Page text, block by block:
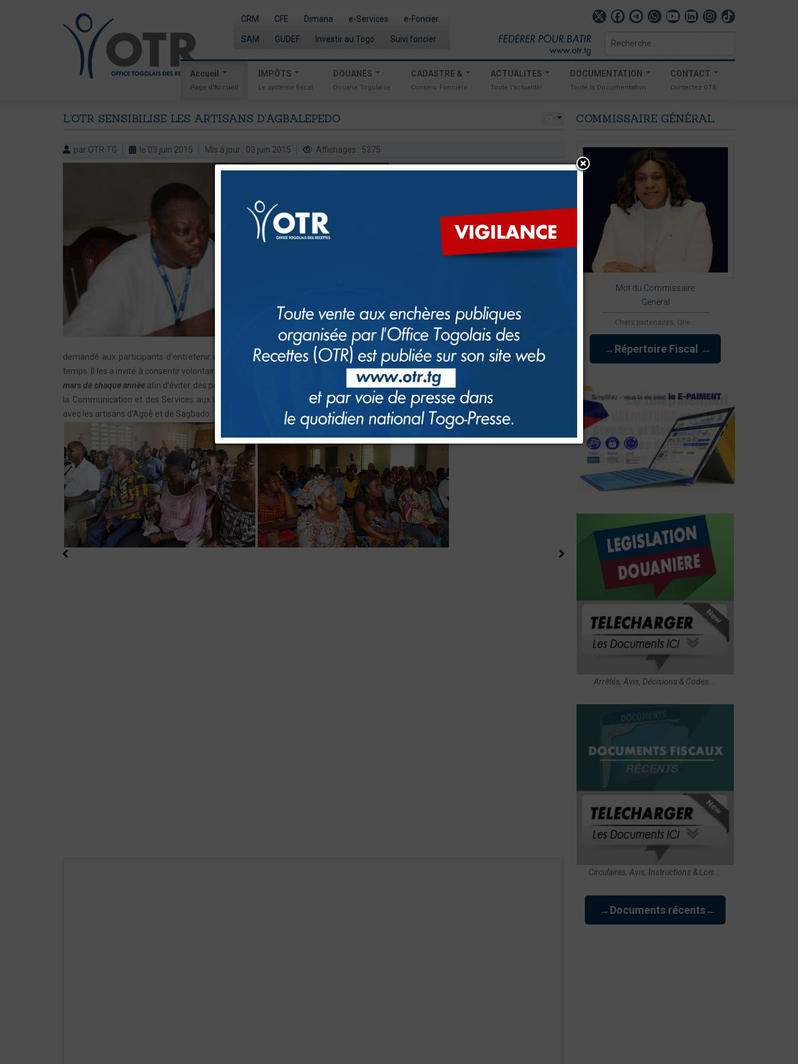
CRM CFE Dimana e-Services e-Foncier
SAM GUDEF Investir au Togo Suivi foncier Rechercher
Accueil
Page d'Accueil
IMPÔTS
Le système fiscal
DOUANES
Douane Togolaise
CADASTRE &
Conserv. Foncière
ACTUALITES
Toute l'actualité!
DOCUMENTATION
Toute la Documentation
CONTACT
Contactez OTR
L’OTR SENSIBILISE LES ARTISANS D’AGBALEPEDO
par OTR TG le 03 juin 2015 Mis à jour : 03 juin 2015 Affichages : 5375
sensibilisés par l’Office Togolais des
Recettes (OTR), le lundi 01er juin 2015au
Centre Blue Zone à Agoè-Cacavéli. Les
différents corps de métiers présents à la
Professionnelle Unique (TPU).
MonsieurHESSOU Prince
, Chef de Division
du Centre des Impôts du Sud-Ouest a
demandé aux participants d’entretenir une relation de partenariat avec l’OTR en lieu et place de la méfiance qui prévalait dans le
temps. Il les a invité à consentir volontairement au paiement des impôts et à souscrire leurs déclarations de revenus au plus tard le
mars de chaque annéeafin d’éviter des pénalités. Un riche débat a mis fin à la rencontre. Cette rencontre est à l’actif de La Direction de
la Communication et des Services aux Usagers, à travers sa Division Education des Contribuables, et intervient après celles tenues
avec les artisans d’Agoè et de Sagbado.
COMMISSAIRE GÉNÉRAL
Mot du Commissaire
Général
Chers partenaires, Une ...
→Répertoire Fiscal ←
Arrêtés, Avis, Décisions & Codes...
Circulaires, Avis, Instructions & Lois...
→Documents récents←